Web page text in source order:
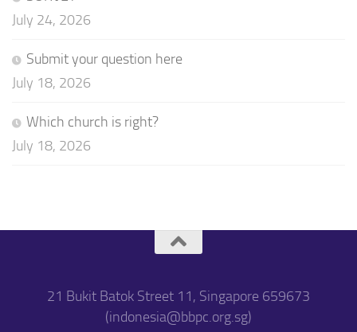
July 24, 2026
Submit your question here
July 18, 2026
Which church is right?
July 18, 2026
21 Bukit Batok Street 11, Singapore 659673
(indonesia@bbpc.org.sg)